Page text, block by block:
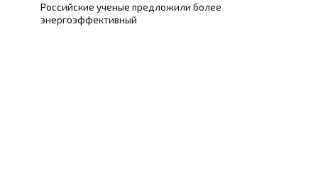
Российские ученые предложили более
энергоэффективный